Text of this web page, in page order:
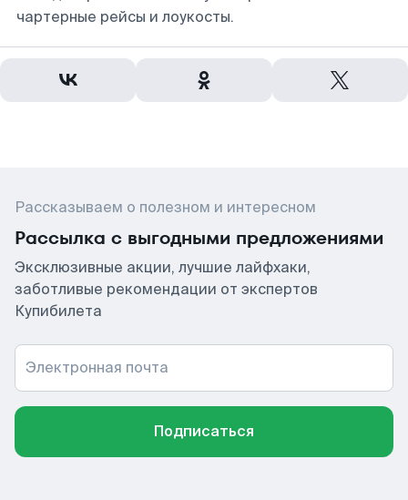
чартерные рейсы и лоукосты.
Рассказываем о полезном и интересном
Рассылка с выгодными предложениями
Эксклюзивные акции, лучшие лайфхаки,
заботливые рекомендации от экспертов
Купибилета
Электронная почта
Подписаться